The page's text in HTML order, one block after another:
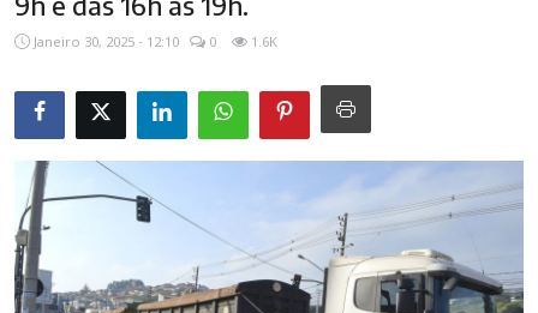
Janeiro 30, 2025 - 12:10 0 1.6K